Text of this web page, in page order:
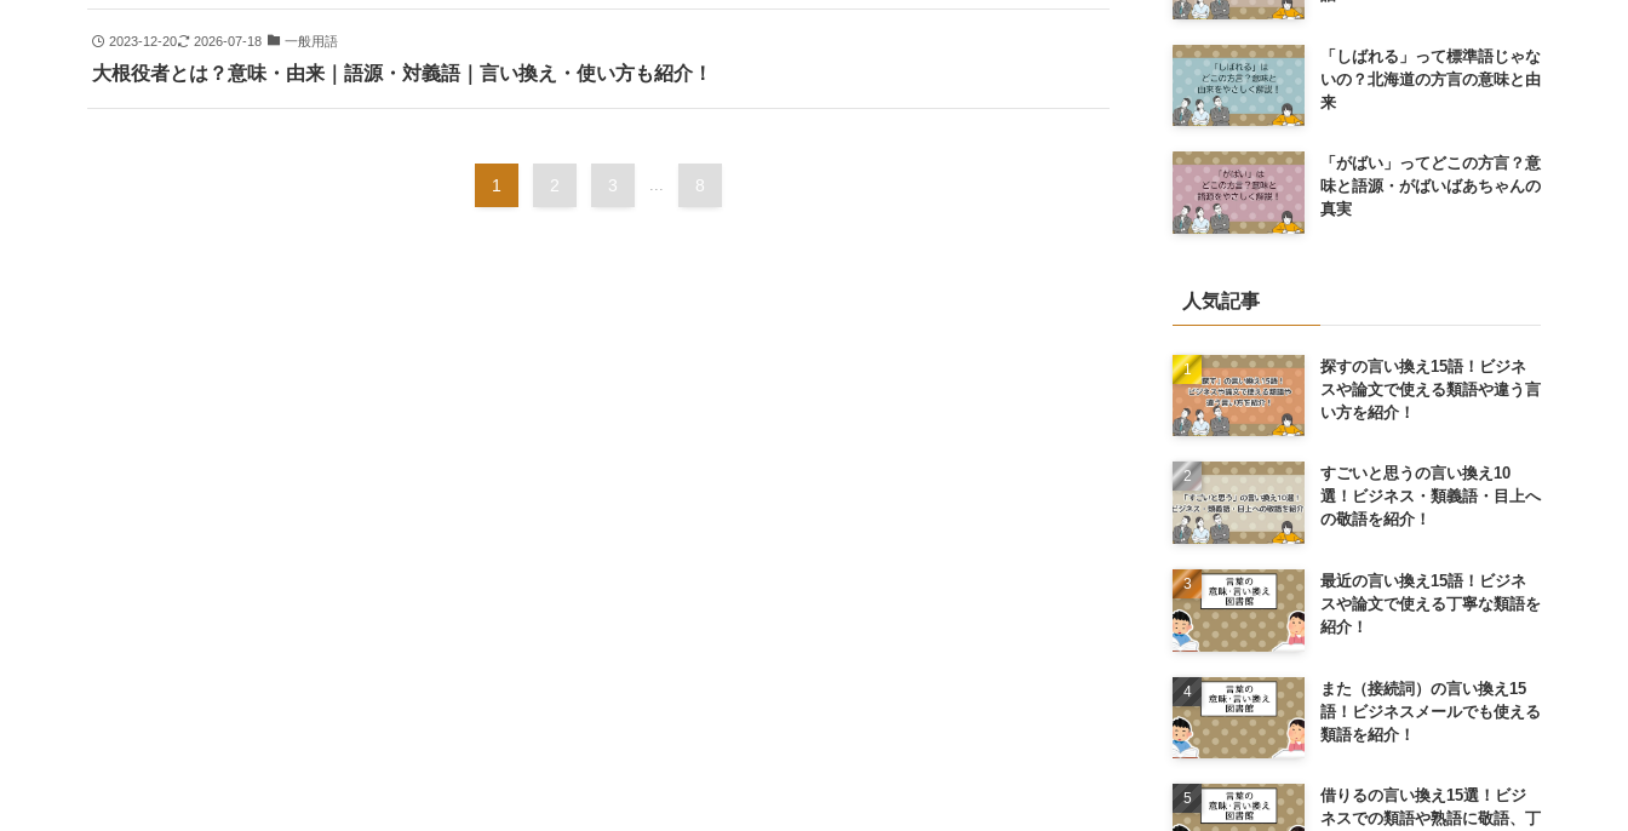
2023-12-20 2026-07-18 一般用語
大根役者とは？意味・由来｜語源・対義語｜言い換え・使い方も紹介！
1 2 3 ... 8
「しばれる」って標準語じゃな
いの？北海道の方言の意味と由
来
「がばい」ってどこの方言？意
味と語源・がばいばあちゃんの
真実
人気記事
探すの言い換え15語！ビジネ
スや論文で使える類語や違う言
い方を紹介！
すごいと思うの言い換え10
選！ビジネス・類義語・目上へ
の敬語を紹介！
最近の言い換え15語！ビジネ
スや論文で使える丁寧な類語を
紹介！
また（接続詞）の言い換え15
語！ビジネスメールでも使える
類語を紹介！
借りるの言い換え15選！ビジ
ネスでの類語や熟語に敬語、丁